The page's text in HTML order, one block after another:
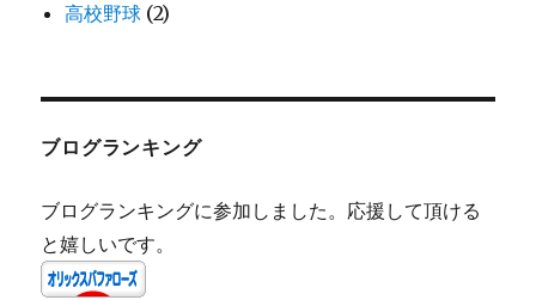
高校野球 (2)
ブログランキング
ブログランキングに参加しました。応援して頂ける
と嬉しいです。